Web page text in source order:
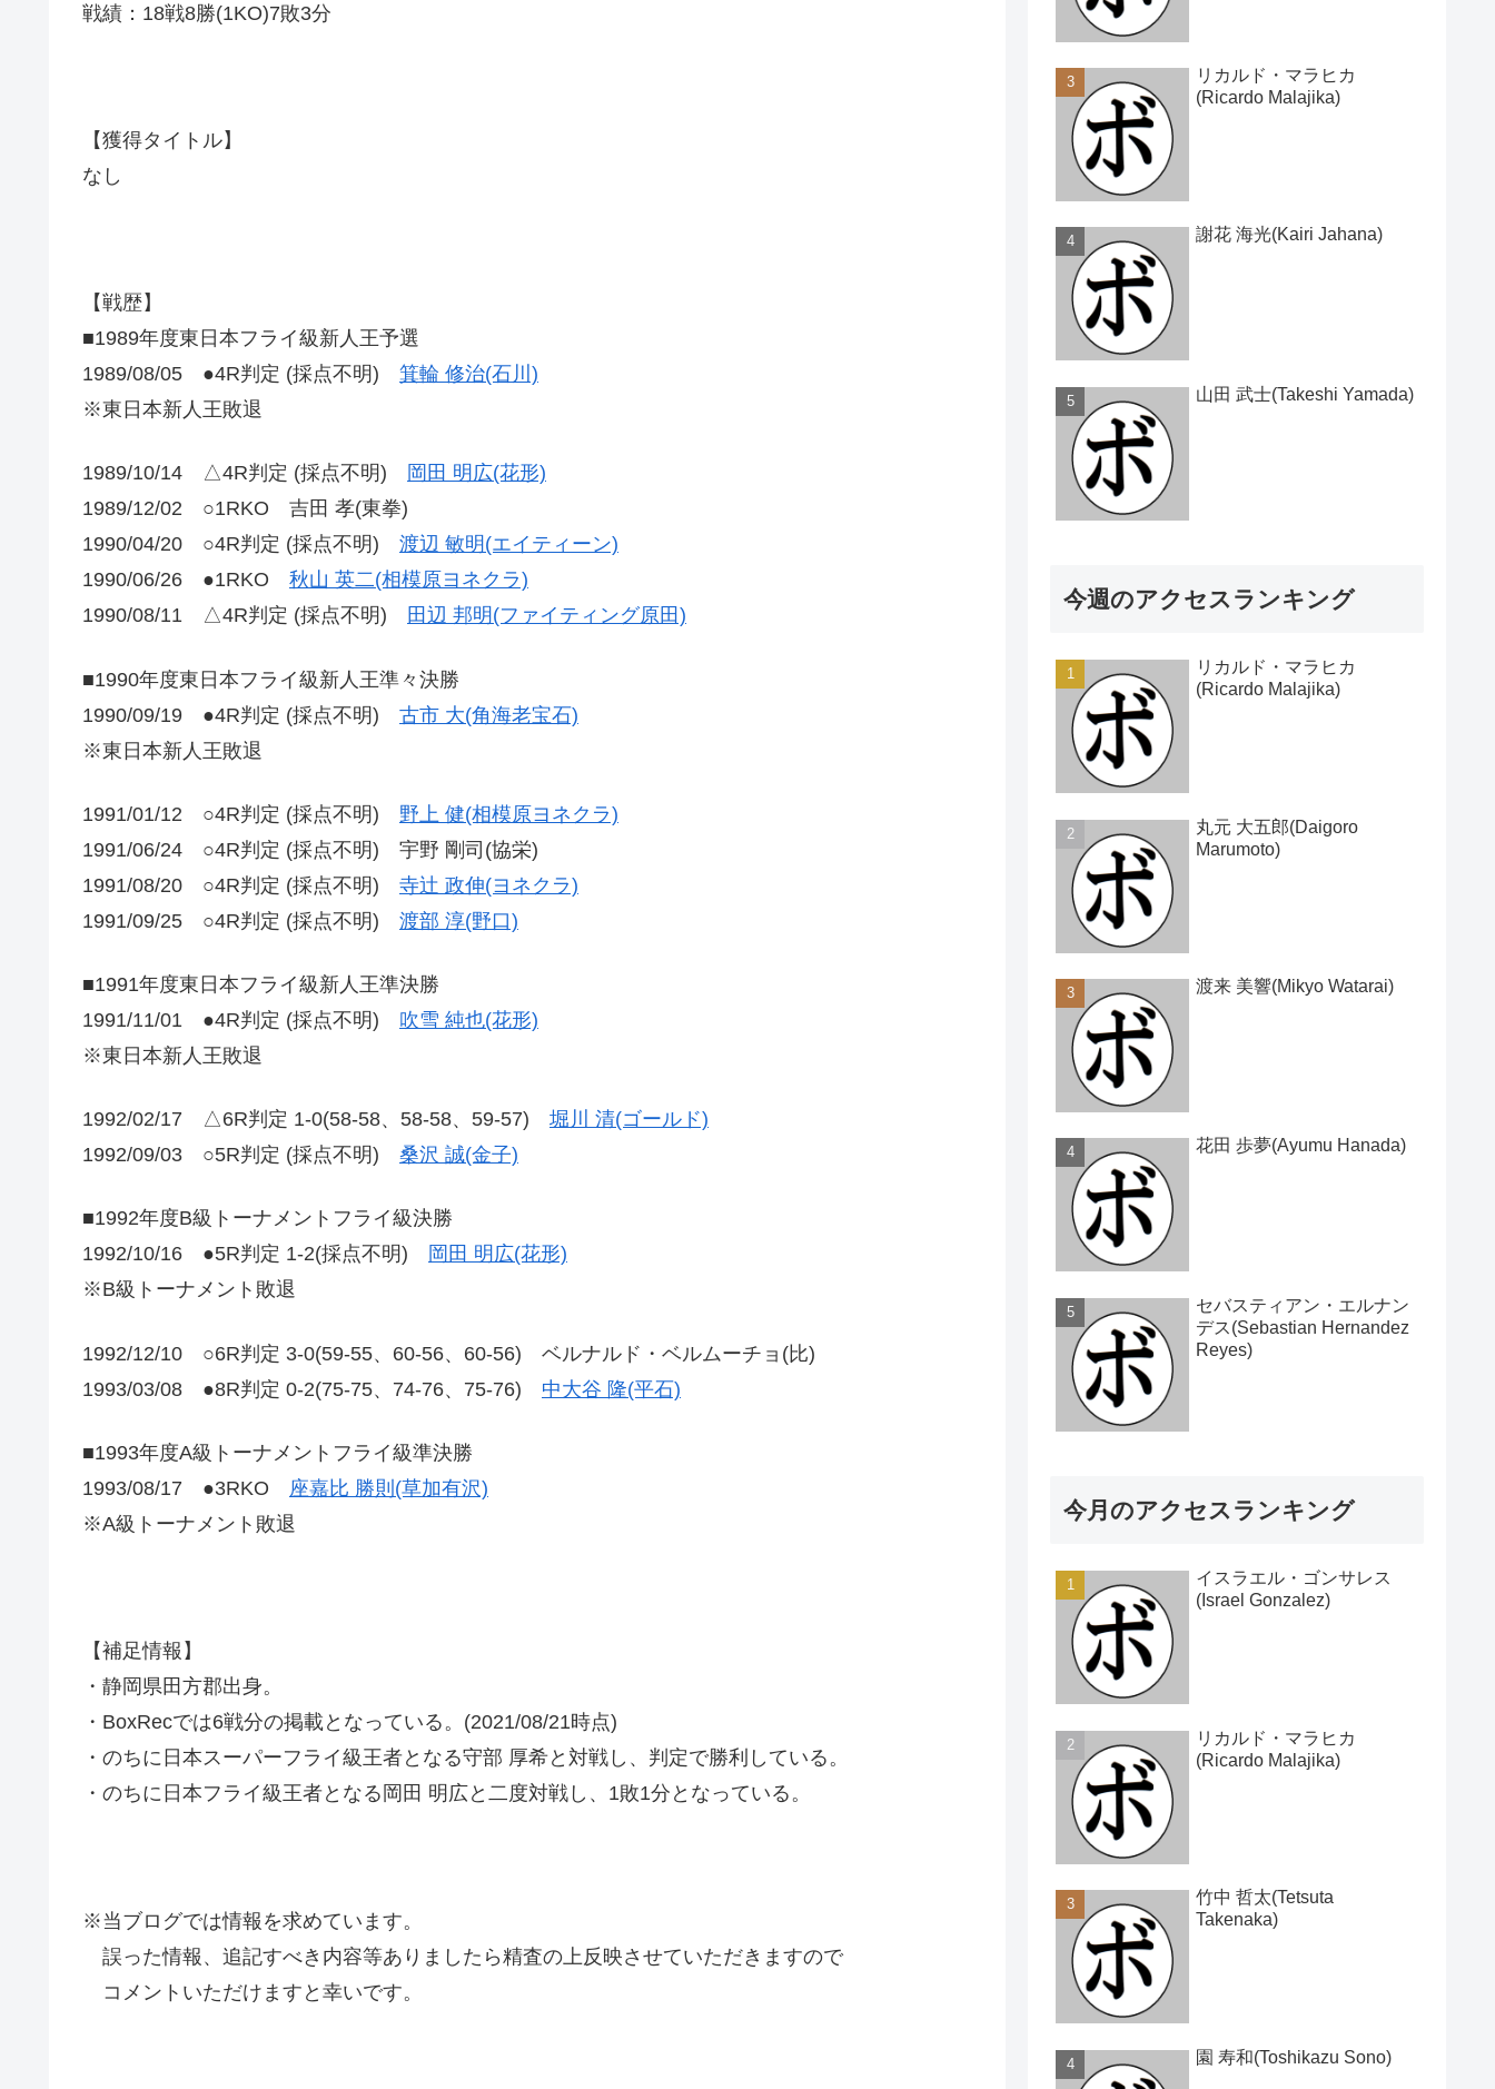
戦績：18戦8勝(1KO)7敗3分
【獲得タイトル】
なし
【戦歴】
■1989年度東日本フライ級新人王予選
1989/08/05 ●4R判定 (採点不明) 箕輪 修治(石川)
※東日本新人王敗退
1989/10/14 △4R判定 (採点不明)
岡田 明広(花形)
1989/12/02 ○1RKO 吉田 孝(東拳)
1990/04/20 ○4R判定 (採点不明) 渡辺 敏明(エイティーン)
1990/06/26 ●1RKO 秋山 英二(相模原ヨネクラ)
1990/08/11 △4R判定 (採点不明)
田辺 邦明(ファイティング原田)
■1990年度東日本フライ級新人王準々決勝
1990/09/19 ●4R判定 (採点不明) 古市 大(角海老宝石)
※東日本新人王敗退
1991/01/12 ○4R判定 (採点不明) 野上 健(相模原ヨネクラ)
1991/06/24 ○4R判定 (採点不明) 宇野 剛司(協栄)
1991/08/20 ○4R判定 (採点不明) 寺辻 政伸(ヨネクラ)
1991/09/25 ○4R判定 (採点不明) 渡部 淳(野口)
■1991年度東日本フライ級新人王準決勝
1991/11/01 ●4R判定 (採点不明) 吹雪 純也(花形)
※東日本新人王敗退
1992/02/17 △6R判定 1-0(58-58、58-58、59-57) 堀川 清(ゴールド)
1992/09/03 ○5R判定 (採点不明) 桑沢 誠(金子)
■1992年度B級トーナメントフライ級決勝
1992/10/16 ●5R判定 1-2(採点不明)
岡田 明広(花形)
※B級トーナメント敗退
1992/12/10 ○6R判定 3-0(59-55、60-56、60-56) ベルナルド・ベルムーチョ(比)
1993/03/08 ●8R判定 0-2(75-75、74-76、75-76) 中大谷 隆(平石)
■1993年度A級トーナメントフライ級準決勝
1993/08/17 ●3RKO 座嘉比 勝則(草加有沢)
※A級トーナメント敗退
【補足情報】
・静岡県田方郡出身。
・BoxRecでは6戦分の掲載となっている。(2021/08/21時点)
・のちに日本スーパーフライ級王者となる守部 厚希と対戦し、判定で勝利している。
・のちに日本フライ級王者となる岡田 明広と二度対戦し、1敗1分となっている。
※当ブログでは情報を求めています。
誤った情報、追記すべき内容等ありましたら精査の上反映させていただきますので
コメントいただけますと幸いです。
リカルド・マラヒカ
(Ricardo Malajika)
謝花 海光(Kairi Jahana)
山田 武士(Takeshi Yamada)
今週のアクセスランキング
リカルド・マラヒカ
(Ricardo Malajika)
丸元 大五郎(Daigoro
Marumoto)
渡来 美響(Mikyo Watarai)
花田 歩夢(Ayumu Hanada)
セバスティアン・エルナン
デス(Sebastian Hernandez
Reyes)
今月のアクセスランキング
イスラエル・ゴンサレス
(Israel Gonzalez)
リカルド・マラヒカ
(Ricardo Malajika)
竹中 哲太(Tetsuta
Takenaka)
園 寿和(Toshikazu Sono)